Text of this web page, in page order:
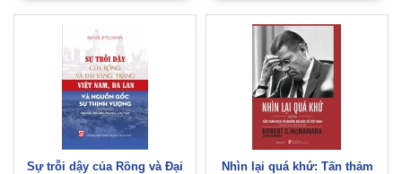
Sự trỗi dậy của Rồng và Đại
Nhìn lại quá khứ: Tấn thảm